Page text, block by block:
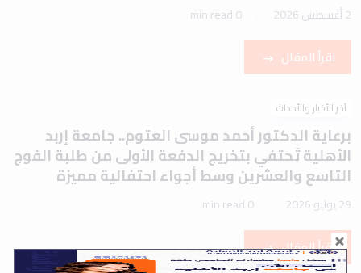
2 أغسطس 2026 0 min read
اقرأ المقال
آخر الأخبار والأحداث
برعاية الدكتور أحمد موسى العتوم.. جامعة إربد
الأهلية تَحتفي بتخريج الدفعة الأولى من طلبة الفوج
التاسع والعشرين وسط أجواء احتفالية مميزة
29 يوليو 2026 0 min read
اقرأ المقال